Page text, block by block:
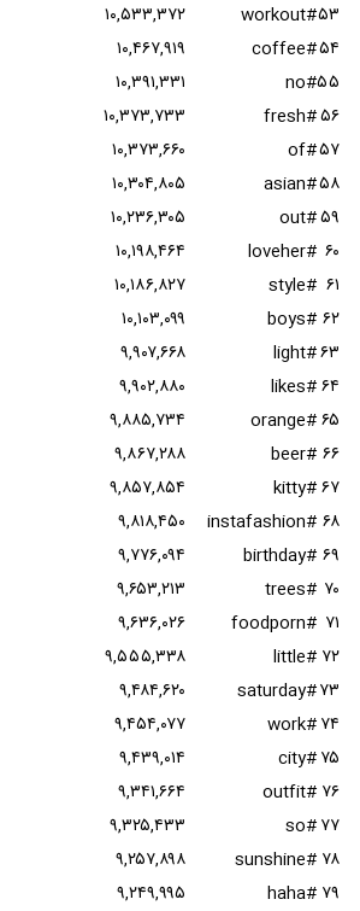
۵۳#workout
۱۰,۵۳۳,۳۷۲
۵۴#coffee
۱۰,۴۶۷,۹۱۹
۵۵#no
۱۰,۳۹۱,۳۳۱
۵۶#fresh
۱۰,۳۷۳,۷۳۳
۵۷#of
۱۰,۳۷۳,۶۶۰
۵۸#asian
۱۰,۳۰۴,۸۰۵
۵۹#out
۱۰,۲۳۶,۳۰۵
۶۰ #loveher
۱۰,۱۹۸,۴۶۴
۶۱ #style
۱۰,۱۸۶,۸۲۷
۶۲ #boys
۱۰,۱۰۳,۰۹۹
۶۳#light
۹,۹۰۷,۶۶۸
۶۴#likes
۹,۹۰۲,۸۸۰
۶۵#orange
۹,۸۸۵,۷۳۴
۶۶ #beer
۹,۸۶۷,۲۸۸
۶۷#kitty
۹,۸۵۷,۸۵۴
۶۸ #instafashion
۹,۸۱۸,۴۵۰
۶۹ #birthday
۹,۷۷۶,۰۹۴
۷۰ #trees
۹,۶۵۳,۲۱۳
۷۱ #foodporn
۹,۶۳۶,۰۲۶
۷۲ #little
۹,۵۵۵,۳۳۸
۷۳#saturday
۹,۴۸۴,۶۲۰
۷۴#work
۹,۴۵۴,۰۷۷
۷۵#city
۹,۴۳۹,۰۱۴
۷۶ #outfit
۹,۳۴۱,۶۶۴
۷۷#so
۹,۳۲۵,۴۳۳
۷۸ #sunshine
۹,۲۵۷,۸۹۸
۷۹ #haha
۹,۲۴۹,۹۹۵